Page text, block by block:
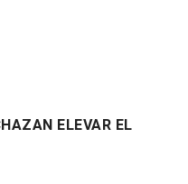
ELEVAR EL